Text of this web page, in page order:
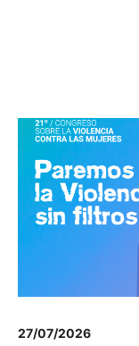
27/07/2026